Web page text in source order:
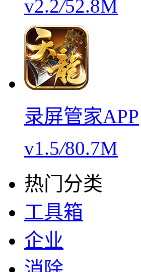
v2.2/52.8M
录屏管家APP
v1.5/80.7M
热门分类
工具箱
企业